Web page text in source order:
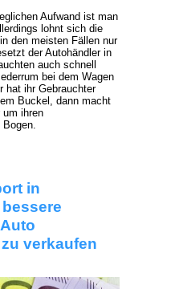
Aufwand ist man
lohnt sich die
den meisten Fällen nur
der Autohändler in
auch schnell
bei dem Wagen
hat ihr Gebrauchter
Buckel, dann macht
um ihren
Bogen.
in
verkaufen